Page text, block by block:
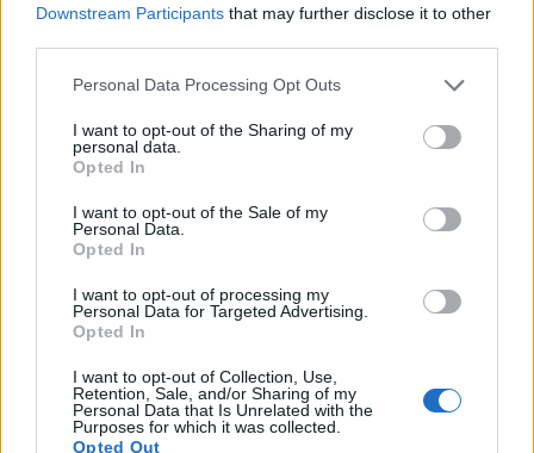
Downstream Participants that may further disclose it to other
Please note that this website/app uses one or more Google
not limited to your visit or usage behaviour. You may click to
grant or deny consent to Google and its third-party tags to
use your data for below specified purposes in below Google
consent section.
Personal Data Processing Opt Outs
I want to opt-out of the Sharing of my
personal data.
Opted In
I want to opt-out of the Sale of my
Personal Data.
Opted In
I want to opt-out of processing my
Personal Data for Targeted Advertising.
Opted In
I want to opt-out of Collection, Use,
Retention, Sale, and/or Sharing of my
Personal Data that Is Unrelated with the
Purposes for which it was collected.
Opted Out
Κοντινό πλάνο χεριών που φυτεύουν σπόρους
γογγυλιού σε φρεσκοκομμένο χώμα κήπου με ένα
φακελάκι σπόρων και μια μυστρί κοντά.
Κάντε κλικ ή πατήστε την εικόνα για περισσότερες
πληροφορίες και υψηλότερες αναλύσεις.